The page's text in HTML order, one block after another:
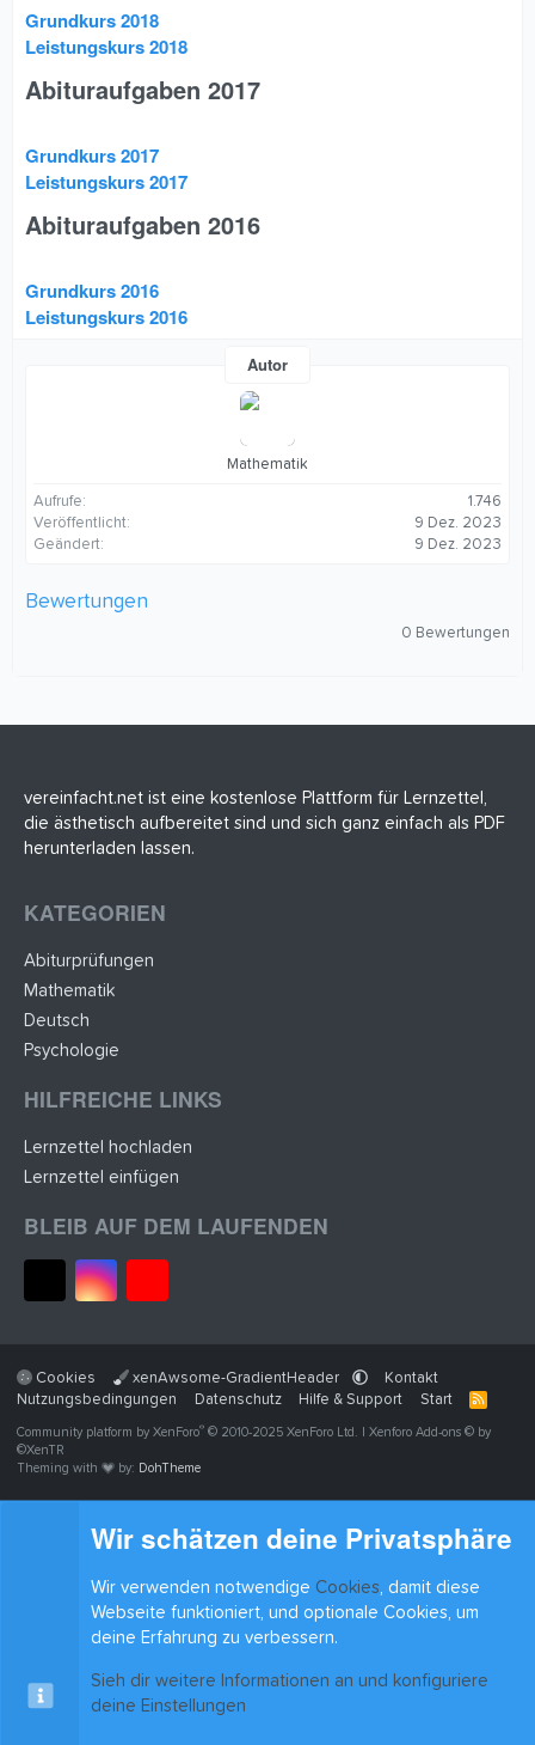
Grundkurs 2018
Leistungskurs 2018
Abituraufgaben 2017​
Grundkurs 2017
Leistungskurs 2017
Abituraufgaben 2016​
Grundkurs 2016
Leistungskurs 2016
Autor
Mathematik
Aufrufe
1.746
Veröffentlicht
9 Dez. 2023
Geändert
9 Dez. 2023
Bewertungen
t
(
)
0 Bewertungen
vereinfacht.net ist eine kostenlose Plattform für Lernzettel,
die ästhetisch aufbereitet sind und sich ganz einfach als PDF
herunterladen lassen.
KATEGORIEN
Abiturprüfungen
Mathematik
Deutsch
Psychologie
HILFREICHE LINKS
Lernzettel hochladen
Lernzettel einfügen
BLEIB AUF DEM LAUFENDEN
Cookies xenAwsome-GradientHeader
Kontakt
Nutzungsbedingungen
Datenschutz Hilfe & Support Start
R
S
Community platform by XenForo® © 2010-2025 XenForo Ltd. Xenforo Add-ons © by
©XenTR
Theming with
by: DohTheme
Wir schätzen deine Privatsphäre
Wir verwenden notwendige Cookies, damit diese
Webseite funktioniert, und optionale Cookies, um
deine Erfahrung zu verbessern.
Sieh dir weitere Informationen an und konfiguriere
deine Einstellungen